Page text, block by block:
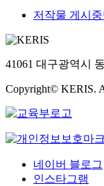
저작물 게시
41061 대구광역시
Copyright© KERIS.
네이버 블로그
인스타그램